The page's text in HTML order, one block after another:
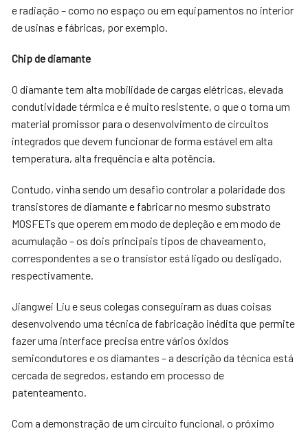
e radiação – como no espaço ou em equipamentos no interior
de usinas e fábricas, por exemplo.
Chip de diamante
O diamante tem alta mobilidade de cargas elétricas, elevada
condutividade térmica e é muito resistente, o que o torna um
material promissor para o desenvolvimento de circuitos
integrados que devem funcionar de forma estável em alta
temperatura, alta frequência e alta potência.
Contudo, vinha sendo um desafio controlar a polaridade dos
transistores de diamante e fabricar no mesmo substrato
MOSFETs que operem em modo de depleção e em modo de
acumulação – os dois principais tipos de chaveamento,
correspondentes a se o transístor está ligado ou desligado,
respectivamente.
Jiangwei Liu e seus colegas conseguiram as duas coisas
desenvolvendo uma técnica de fabricação inédita que permite
fazer uma interface precisa entre vários óxidos
semicondutores e os diamantes – a descrição da técnica está
cercada de segredos, estando em processo de
patenteamento.
Com a demonstração de um circuito funcional, o próximo